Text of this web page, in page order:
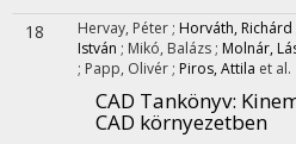
18 Hervay, Péter ; Horváth, Richárd
István ; Mikó, Balázs ; Molnár,
; Papp, Olivér ; Piros, Attila et al.
CAD Tankönyv:
CAD környezetben